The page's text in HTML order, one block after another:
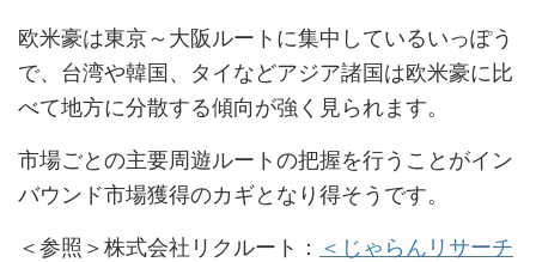
欧米豪は東京～大阪ルートに集中しているいっぽう
で、台湾や韓国、タイなどアジア諸国は欧米豪に比
べて地方に分散する傾向が強く見られます。
市場ごとの主要周遊ルートの把握を行うことがイン
バウンド市場獲得のカギとなり得そうです。
＜参照＞株式会社リクルート： ＜じゃらんリサーチ